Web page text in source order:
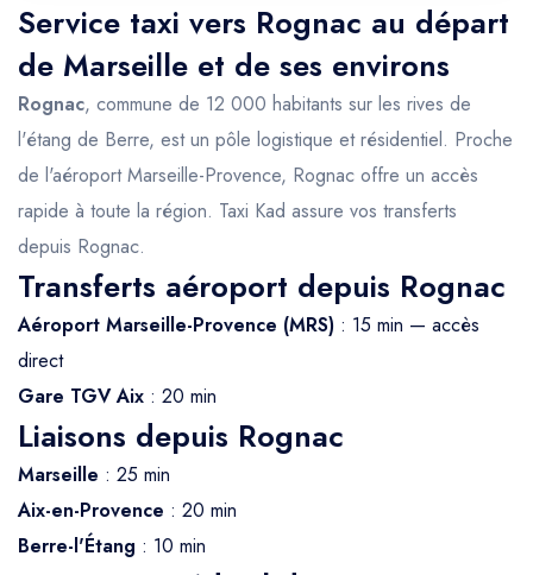
Service taxi vers Rognac au départ
de Marseille et de ses environs
Rognac, commune de 12 000 habitants sur les rives de
l'étang de Berre, est un pôle logistique et résidentiel. Proche
de l'aéroport Marseille-Provence, Rognac offre un accès
rapide à toute la région. Taxi Kad assure vos transferts
depuis Rognac.
Transferts aéroport depuis Rognac
Aéroport Marseille-Provence (MRS) : 15 min — accès
direct
Gare TGV Aix : 20 min
Liaisons depuis Rognac
Marseille : 25 min
Aix-en-Provence : 20 min
Berre-l'Étang : 10 min